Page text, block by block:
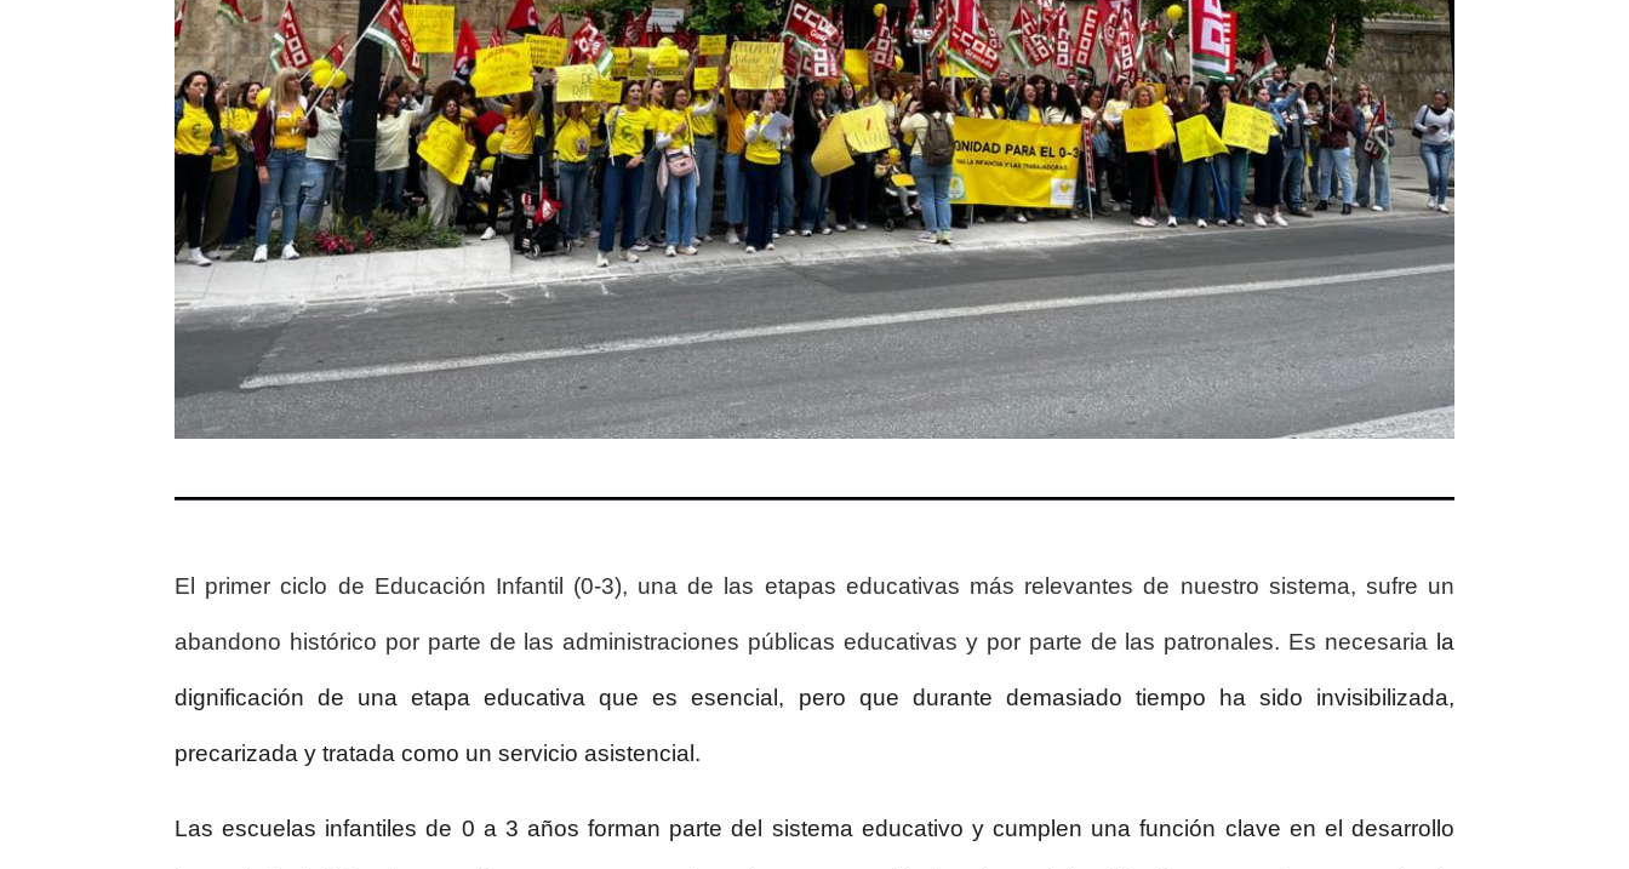
El primer ciclo de Educación Infantil (0-3), una de las etapas educativas más relevantes de nuestro sistema, sufre un
abandono histórico por parte de las administraciones públicas educativas y por parte de las patronales. Es necesaria la
dignificación de una etapa educativa que es esencial, pero que durante demasiado tiempo ha sido invisibilizada,
precarizada y tratada como un servicio asistencial.
Las escuelas infantiles de 0 a 3 años forman parte del sistema educativo y cumplen unafunción clave en el desarrollo